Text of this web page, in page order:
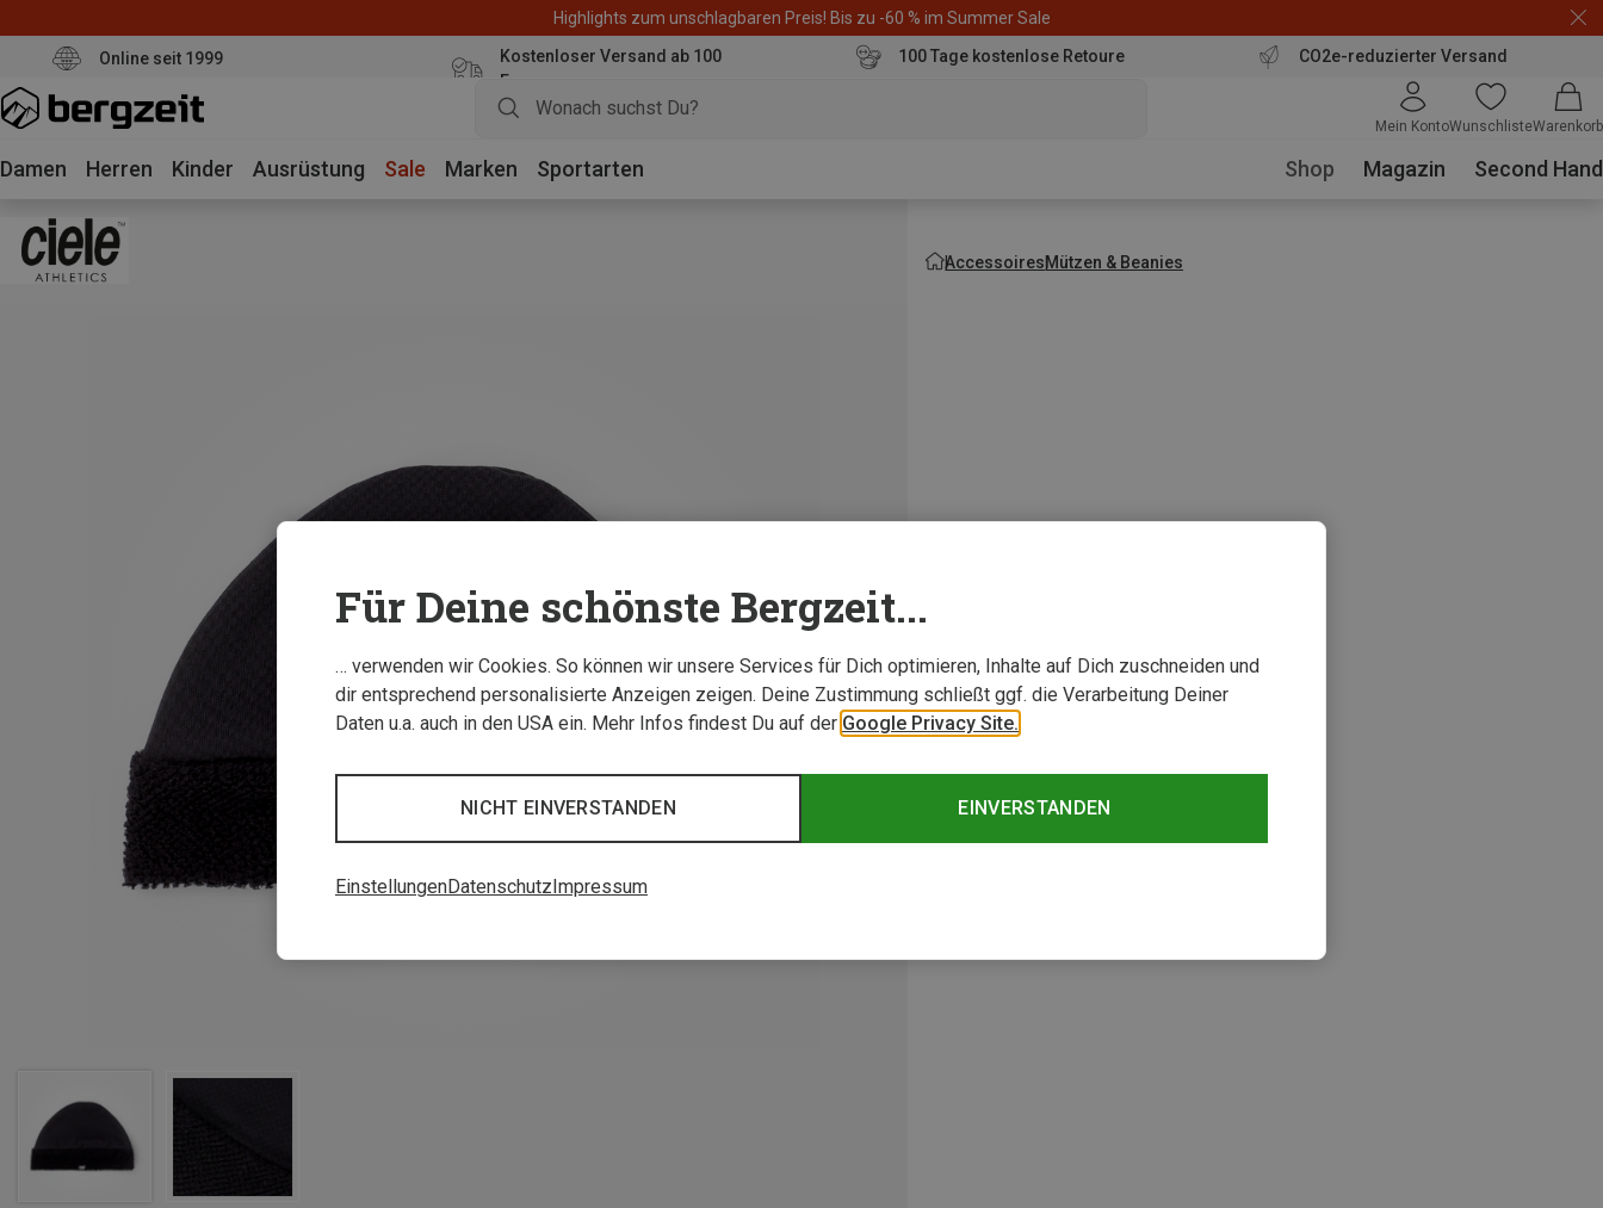
Highlights zum unschlagbaren Preis! Bis zu -60 % im Summer Sale
Online seit 1999
Kostenloser Versand ab 100
Euro
100 Tage kostenlose Retoure CO2e-reduzierter Versand
Mein KontoWunschlisteWarenkorb
Damen Herren Kinder Ausrüstung Sale Marken Sportarten Shop Magazin Second Hand
AccessoiresMützen & Beanies
Für Deine schönste Bergzeit...
… verwenden wir Cookies. So können wir unsere Services für Dich optimieren, Inhalte auf Dich zuschneiden und
dir entsprechend personalisierte Anzeigen zeigen. Deine Zustimmung schließt ggf. die Verarbeitung Deiner
Daten u.a. auch in den USA ein. Mehr Infos findest Du auf der Google Privacy Site.
EINVERSTANDEN
NICHT EINVERSTANDEN
EinstellungenDatenschutzImpressum